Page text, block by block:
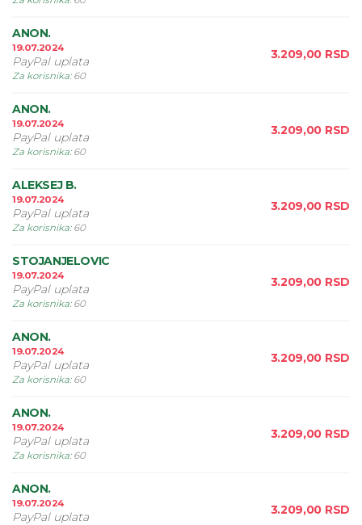
ANON.
19.07.2024
PayPal uplata
Za korisnika: 60
3.209,00 RSD
ANON.
19.07.2024
PayPal uplata
Za korisnika: 60
3.209,00 RSD
ALEKSEJ B.
19.07.2024
PayPal uplata
Za korisnika: 60
3.209,00 RSD
STOJANJELOVIC
19.07.2024
PayPal uplata
Za korisnika: 60
3.209,00 RSD
ANON.
19.07.2024
PayPal uplata
Za korisnika: 60
3.209,00 RSD
ANON.
19.07.2024
PayPal uplata
Za korisnika: 60
3.209,00 RSD
ANON.
19.07.2024
PayPal uplata 3.209,00 RSD